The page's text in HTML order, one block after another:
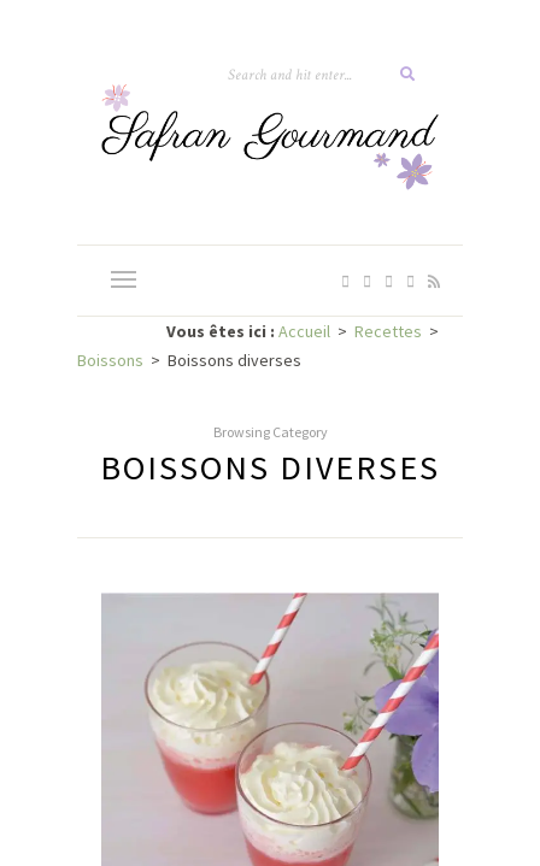
Vous êtes ici : Accueil >Recettes >
Boissons > Boissons diverses
Browsing Category
BOISSONS DIVERSES